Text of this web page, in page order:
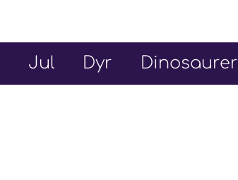
Jul Dyr Dinosaurer